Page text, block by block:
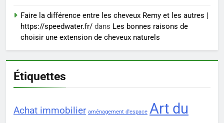
trouver un accompagnement
sérieux à un tarif juste ?
BIEN ÊTRE
Faire la différence entre les cheveux Remy et les autres |
https://speedwater.fr/ dans Les bonnes raisons de
choisir une extension de cheveux naturels
Étiquettes
Achat immobilier aménagement d'espace Art du